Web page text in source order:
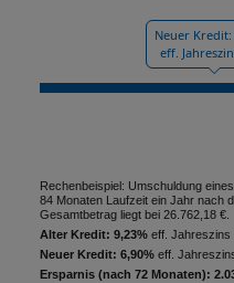
Neuer Kredit:
eff.
Rechenbeispiel: Umschuldung
84 Monaten Laufzeit ein Jahr nach
Gesamtbetrag liegt bei 26.762,18 €.
Alter Kredit: 9,23% eff. Jahreszins
Neuer Kredit: 6,90% eff.
Ersparnis (nach 72 Monaten):